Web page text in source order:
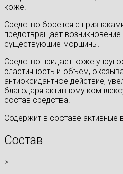
коже.
Средство борется с
предотвращает
существующие морщины.
Средство придает коже
эластичность и объем,
антиоксидантное действие,
благодаря активному
состав средства.
Содержит в составе активные
Состав
>